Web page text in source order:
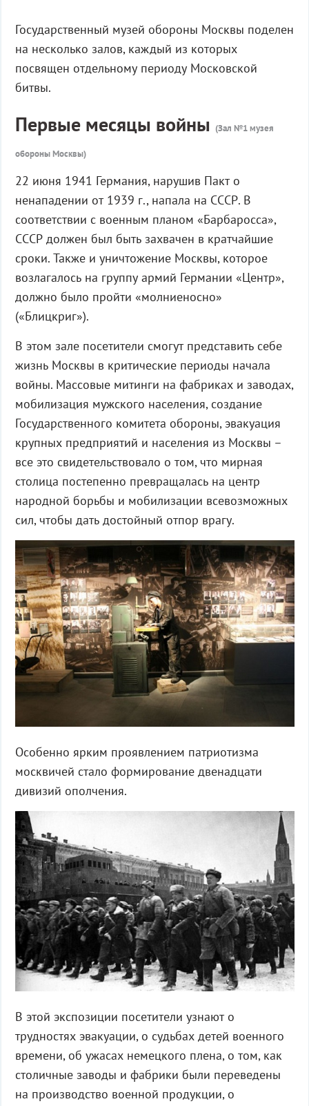
Государственный музей обороны Москвы поделен
на несколько залов, каждый из которых
посвящен отдельному периоду Московской
битвы.
Первые месяцы войны (Зал №1 музея
обороны Москвы)
22 июня 1941 Германия, нарушив Пакт о
ненападении от 1939 г., напала на СССР. В
соответствии с военным планом «Барбаросса»,
СССР должен был быть захвачен в кратчайшие
сроки. Также и уничтожение Москвы, которое
возлагалось на группу армий Германии «Центр»,
должно было пройти «молниеносно»
(«Блицкриг»).
В этом зале посетители смогут представить себе
жизнь Москвы в критические периоды начала
войны. Массовые митинги на фабриках и заводах,
мобилизация мужского населения, создание
Государственного комитета обороны, эвакуация
крупных предприятий и населения из Москвы –
все это свидетельствовало о том, что мирная
столица постепенно превращалась на центр
народной борьбы и мобилизации всевозможных
сил, чтобы дать достойный отпор врагу.
Особенно ярким проявлением патриотизма
москвичей стало формирование двенадцати
дивизий ополчения.
В этой экспозиции посетители узнают о
трудностях эвакуации, о судьбах детей военного
времени, об ужасах немецкого плена, о том, как
столичные заводы и фабрики были переведены
на производство военной продукции, о